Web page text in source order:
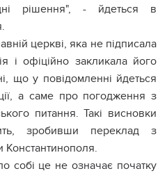
рішення", - йдеться в
церкві, яка не підписала
і офіційно закликала його
що у повідомленні йдеться
а саме про погодження з
питання. Такі висновки
зробивши переклад з
Константинополя.
собі це не означає початку